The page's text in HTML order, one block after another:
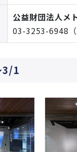
公益財団法人メ
03-3253-6948
3/1